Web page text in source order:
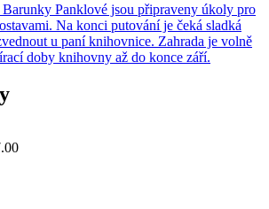
Panklové jsou připraveny úkoly pro
Na konci putování je čeká sladká
u paní knihovnice. Zahrada je volně
doby knihovny až do konce září.